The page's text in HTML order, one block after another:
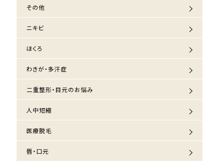
その他
ニキビ
ほくろ
わきが・多汗症
二重整形・目元のお悩み
人中短縮
医療脱毛
唇・口元